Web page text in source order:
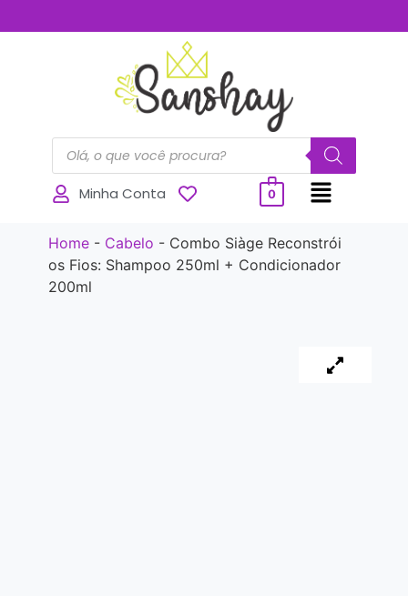
Minha Conta 0
Home- Cabelo - Combo Siàge Reconstrói
os Fios: Shampoo 250ml + Condicionador
200ml